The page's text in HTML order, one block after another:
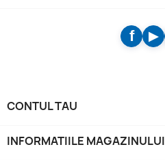
CONTUL TAU
INFORMATIILE MAGAZINULUI